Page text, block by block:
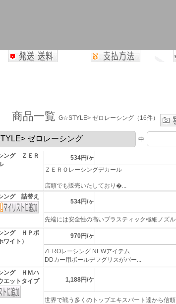
商品一覧G☆STYLE> ゼロレーシング（16件）
中
ング ＺＥＲ
534円/ヶ
ＺＥＲＯレーシングデカール
店頭でも販売いたしており�...
ング 詰替え
534円/ヶ
先端には安全性の高いプラスティック極細ノズ
ング ＨＰボ
イト）
970円/ヶ
ZEROレーシング NEWアイテム
DDカー用ボールデフグリスがバー...
ング ＨＭハ
エットタイプ
1,188円/ケ
世界で戦う多くのトップエキスパート達から信